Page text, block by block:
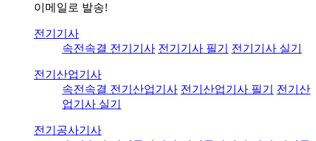
이메일로 발송!
전기기사
속전속결 전기기사 전기기사 필기 전기기사 실기
전기산업기사
속전속결 전기산업기사 전기산업기사 필기
전기산
업기사 실기
전기공사기사